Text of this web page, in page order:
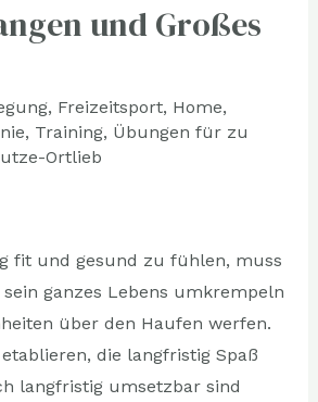
und Großes
, Freizeitsport, Home,
, Training, Übungen für zu
Ortlieb
fit und gesund zu fühlen, muss
ganzes Lebens umkrempeln
über den Haufen werfen.
die langfristig Spaß
langfristig umsetzbar sind